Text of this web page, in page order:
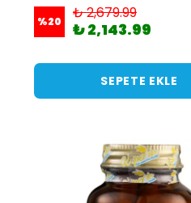
%20 ₺ 2,679.99
₺ 2,143.99
SEPETE EKLE